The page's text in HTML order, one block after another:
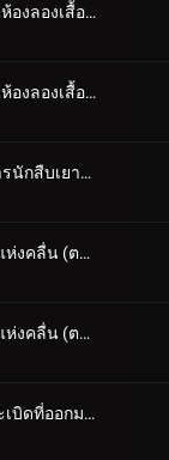
ตอนที่ 933 มุมอับในห้องลองเสื้อ (ตอนแรก)
ตอนที่ 934 มุมอับในห้องลองเสื้อ (ตอนจบ)
ตอนที่ 935 ขบวนการนักสืบเยาวชนกับคฤหาสน์ผีสิง
ตอนที่ 936 จอมเวทแห่งคลื่น (ตอนแรก)
ตอนที่ 937 จอมเวทแห่งคลื่น (ตอนจบ)
ตอนที่ 938 มือวางระเบิดที่ออกมาจากหนังสือภาพ (ตอนแรก)